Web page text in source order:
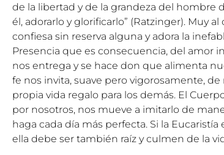
de la libertad y de la grandeza del hombre
él, adorarlo y glorificarlo” (Ratzinger). Muy
confiesa sin reserva alguna y adora la
Presencia que es consecuencia, del amor
nos entrega y se hace don que alimenta
fe nos invita, suave pero vigorosamente,
propia vida regalo para los demás. El
por nosotros, nos mueve a imitarlo de
haga cada día más perfecta. Si la
ella debe ser también raíz y culmen de la